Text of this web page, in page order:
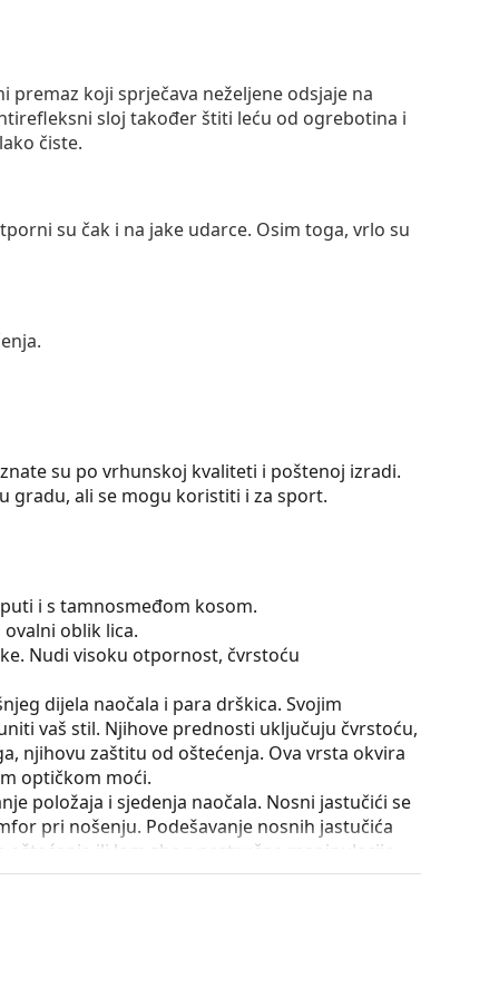
premaz koji sprječava neželjene odsjaje na
sloj također štiti leću od ogrebotina i
čiste.
su čak i na jake udarce. Osim toga, vrlo su
su po vrhunskoj kvaliteti i poštenoj izradi.
gradu, ali se mogu koristiti i za sport.
i s tamnosmeđom kosom.
oblik lica.
Nudi visoku otpornost, čvrstoću
dijela naočala i para drškica. Svojim
vaš stil. Njihove prednosti uključuju čvrstoću,
njihovu zaštitu od oštećenja. Ova vrsta okvira
optičkom moći.
položaja i sjedenja naočala. Nosni jastučići se
pri nošenju. Podešavanje nosnih jastučića
ili lom zbog nestručne manipulacije.
drškica za više od 90° i omogućuje udobnije
lom i duže zadržava pravilno podešavanje.
i njena izvedba mogu se razlikovati.